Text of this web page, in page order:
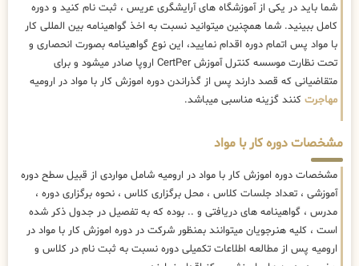
شما باید در یکی از آموزشگاه های آرایشگری عریس ، ثبت نام کنید و دوره
کامل ببینید. شما همچنین میتوانید نسبت به اخذ گواهینامه بین المللی کار
با مواد پس اتمام دوره اقدام نمایید، این نوع گواهینامه بصورت انحصاری و
تحت نظارت موسسه کنترل آموزش CertPer اروپا صادر میشود و برای
متقاضیانی که قصد دارند پس از گذراندن دوره اموزش کار با مواد در ارومیه
مهاجرت کنند گزینه مناسبی میباشد.
مشخصات دوره کار با مواد
مشخصات دوره اموزش کار با مواد در ارومیه شامل مواردی از قبیل سطح دوره
آموزشی ، تعداد جلسات کلاس ، محل برگزاری کلاس ، نحوه برگزاری دوره ،
مدرس ، گواهینامه های دریافتی و .. بوده که به تفصیل در جدول ذکر شده
است ، کلیه هنرجویان میتوانند بمنظور شرکت در دوره اموزش کار با مواد در
ارومیه پس از مطالعه اطلاعات تکمیلی دوره نسبت به ثبت نام در کلاس و